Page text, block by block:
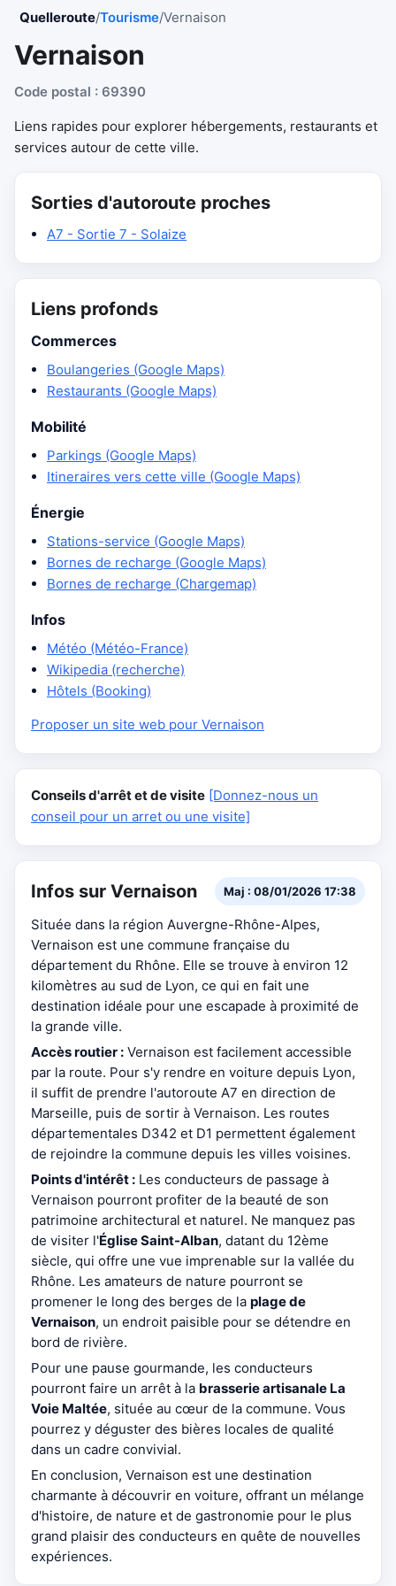
Quelleroute/Tourisme/Vernaison
Vernaison
Code postal : 69390
Liens rapides pour explorer hébergements, restaurants et
services autour de cette ville.
Sorties d'autoroute proches
A7 - Sortie 7 - Solaize
Liens profonds
Commerces
Boulangeries (Google Maps)
Restaurants (Google Maps)
Mobilité
Parkings (Google Maps)
Itineraires vers cette ville (Google Maps)
Énergie
Stations-service (Google Maps)
Bornes de recharge (Google Maps)
Bornes de recharge (Chargemap)
Infos
Météo (Météo-France)
Wikipedia (recherche)
Hôtels (Booking)
Proposer un site web pour Vernaison
Conseils d'arrêt et de visite [Donnez-nous un
conseil pour un arret ou une visite]
Infos sur Vernaison Maj : 08/01/2026 17:38
Située dans la région Auvergne-Rhône-Alpes,
Vernaison est une commune française du
département du Rhône. Elle se trouve à environ 12
kilomètres au sud de Lyon, ce qui en fait une
destination idéale pour une escapade à proximité de
la grande ville.
Accès routier : Vernaison est facilement accessible
par la route. Pour s'y rendre en voiture depuis Lyon,
il suffit de prendre l'autoroute A7 en direction de
Marseille, puis de sortir à Vernaison. Les routes
départementales D342 et D1 permettent également
de rejoindre la commune depuis les villes voisines.
Points d'intérêt : Les conducteurs de passage à
Vernaison pourront profiter de la beauté de son
patrimoine architectural et naturel. Ne manquez pas
de visiter l'Église Saint-Alban, datant du 12ème
siècle, qui offre une vue imprenable sur la vallée du
Rhône. Les amateurs de nature pourront se
promener le long des berges de la plage de
Vernaison, un endroit paisible pour se détendre en
bord de rivière.
Pour une pause gourmande, les conducteurs
pourront faire un arrêt à la brasserie artisanale La
Voie Maltée, située au cœur de la commune. Vous
pourrez y déguster des bières locales de qualité
dans un cadre convivial.
En conclusion, Vernaison est une destination
charmante à découvrir en voiture, offrant un mélange
d'histoire, de nature et de gastronomie pour le plus
grand plaisir des conducteurs en quête de nouvelles
expériences.